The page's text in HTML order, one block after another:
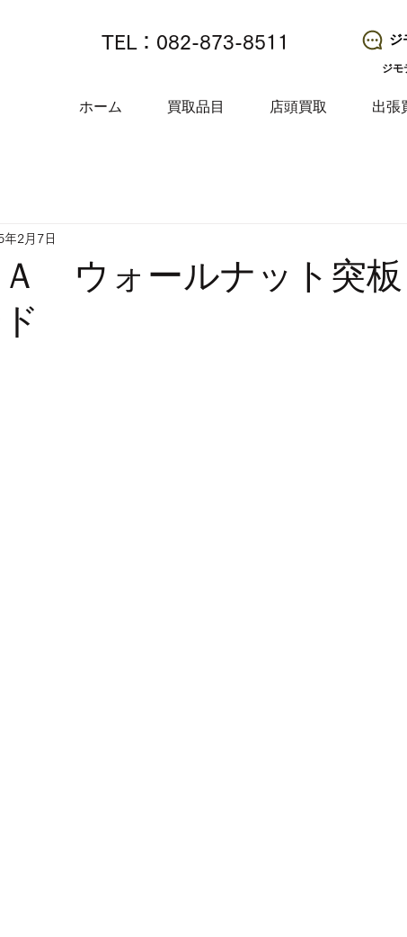
TEL：082-873-8511 ジ
ジモ
ホーム 買取品目 店頭買取 出張
Ａ ウォールナット突
年2月7日